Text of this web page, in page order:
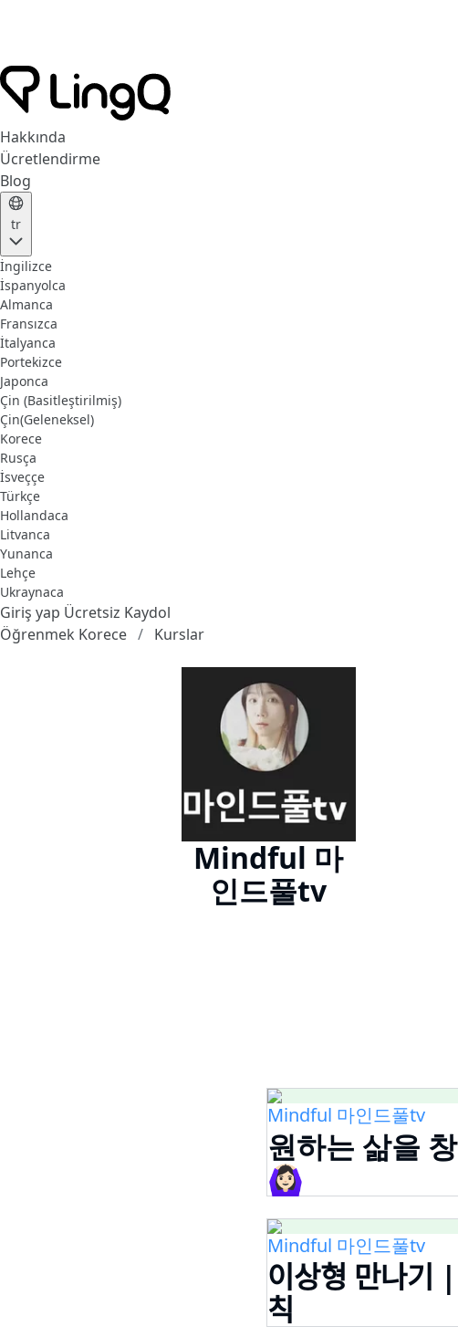
Hakkında
Ücretlendirme
Blog
tr
İngilizce
İspanyolca
Almanca
Fransızca
İtalyanca
Portekizce
Japonca
Çin (Basitleştirilmiş)
Çin(Geleneksel)
Korece
Rusça
İsveççe
Türkçe
Hollandaca
Litvanca
Yunanca
Lehçe
Ukraynaca
Giriş yap Ücretsiz Kaydol
Öğrenmek Korece
Kurslar
Mindful 마
인드풀tv
Mindful 마인드풀tv
원하는 삶을
🙆🏻‍♀️
Mindful 마인드풀tv
이상형 만나기
칙